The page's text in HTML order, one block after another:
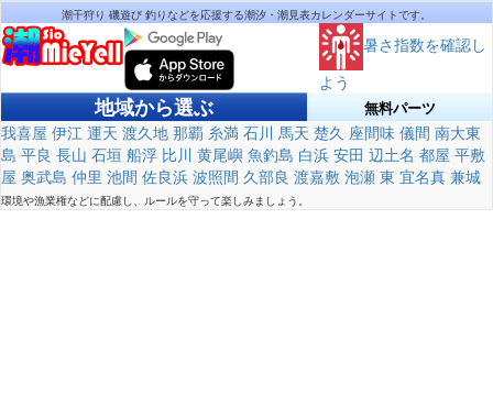
潮干狩り 磯遊び 釣りなどを応援する潮汐・潮見表カレンダーサイトです。
暑さ指数を確認し
よう
地域から選ぶ 無料パーツ
我喜屋 伊江 運天 渡久地 那覇 糸満 石川 馬天 楚久 座間味 儀間 南大東
島 平良 長山 石垣 船浮 比川 黄尾嶼 魚釣島 白浜 安田 辺土名 都屋 平敷
屋 奥武島 仲里 池間 佐良浜 波照間 久部良 渡嘉敷 泡瀬 東 宜名真 兼城
環境や漁業権などに配慮し、ルールを守って楽しみましょう。